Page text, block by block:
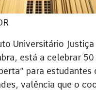
Universitário Justiça
está a celebrar 50
para estudantes
valência que o